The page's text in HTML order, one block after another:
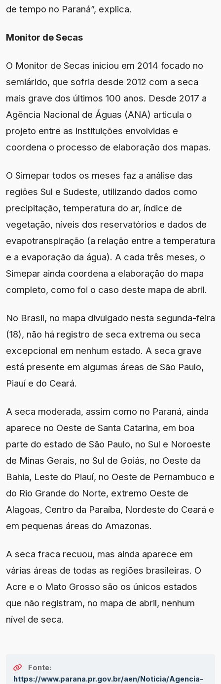
de tempo no Paraná”, explica.
Monitor de Secas
O Monitor de Secas iniciou em 2014 focado no
semiárido, que sofria desde 2012 com a seca
mais grave dos últimos 100 anos. Desde 2017 a
Agência Nacional de Águas (ANA) articula o
projeto entre as instituições envolvidas e
coordena o processo de elaboração dos mapas.
O Simepar todos os meses faz a análise das
regiões Sul e Sudeste, utilizando dados como
precipitação, temperatura do ar, índice de
vegetação, níveis dos reservatórios e dados de
evapotranspiração (a relação entre a temperatura
e a evaporação da água). A cada três meses, o
Simepar ainda coordena a elaboração do mapa
completo, como foi o caso deste mapa de abril.
No Brasil, no mapa divulgado nesta segunda-feira
(18), não há registro de seca extrema ou seca
excepcional em nenhum estado. A seca grave
está presente em algumas áreas de São Paulo,
Piauí e do Ceará.
A seca moderada, assim como no Paraná, ainda
aparece no Oeste de Santa Catarina, em boa
parte do estado de São Paulo, no Sul e Noroeste
de Minas Gerais, no Sul de Goiás, no Oeste da
Bahia, Leste do Piauí, no Oeste de Pernambuco e
do Rio Grande do Norte, extremo Oeste de
Alagoas, Centro da Paraíba, Nordeste do Ceará e
em pequenas áreas do Amazonas.
A seca fraca recuou, mas ainda aparece em
várias áreas de todas as regiões brasileiras. O
Acre e o Mato Grosso são os únicos estados
que não registram, no mapa de abril, nenhum
nível de seca.
Fonte:
https://www.parana.pr.gov.br/aen/Noticia/Agencia-